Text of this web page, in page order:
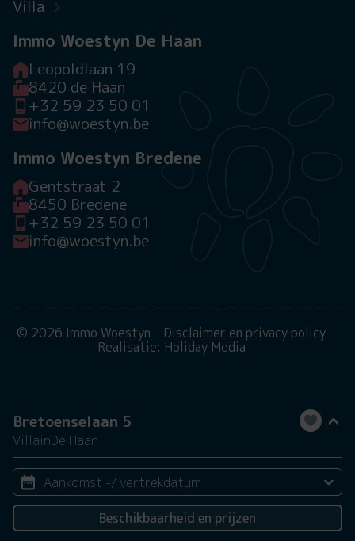
Bretoenselaan 5
VillainDe Haan
Aankomst -/ vertrekdatum
2 personenBeschikbaarheid en prijzen
Villa
Immo Woestyn De Haan
Leopoldlaan 19
8420 de Haan
+32 59 23 50 01
info@woestyn.be
Immo Woestyn Bredene
Gentstraat 2
8450 Bredene
+32 59 23 50 01
info@woestyn.be
© 2026 Immo Woestyn
Disclaimer en privacy policy
Realisatie: Holiday Media